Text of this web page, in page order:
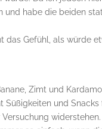
habe die beiden
Gefühl, als würde
Zimt und
und